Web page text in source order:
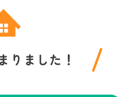
りました！